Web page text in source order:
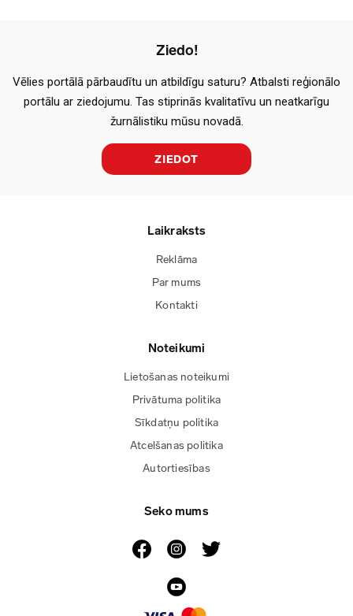
Ziedo!
Vēlies portālā pārbaudītu un atbildīgu saturu? Atbalsti reģionālo
portālu ar ziedojumu. Tas stiprinās kvalitatīvu un neatkarīgu
žurnālistiku mūsu novadā.
ZIEDOT
Laikraksts
Reklāma
Par mums
Kontakti
Noteikumi
Lietošanas noteikumi
Privātuma politika
Sīkdatņu politika
Atcelšanas politika
Autortiesības
Seko mums